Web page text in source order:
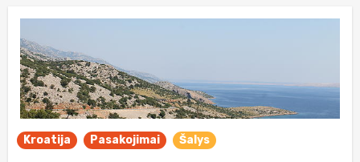
Kroatija Pasakojimai Šalys